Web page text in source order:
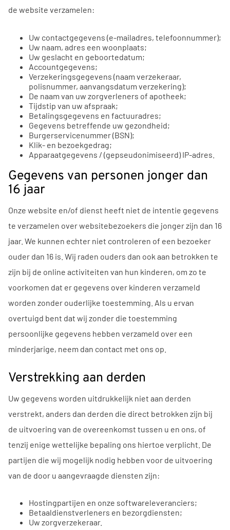
de website verzamelen:
Uw contactgegevens (e-mailadres, telefoonnummer);
Uw naam, adres een woonplaats;
Uw geslacht en geboortedatum;
Accountgegevens;
Verzekeringsgegevens (naam verzekeraar,
polisnummer, aanvangsdatum verzekering);
De naam van uw zorgverleners of apotheek;
Tijdstip van uw afspraak;
Betalingsgegevens en factuuradres;
Gegevens betreffende uw gezondheid;
Burgerservicenummer (BSN);
Klik- en bezoekgedrag;
Apparaatgegevens / (gepseudonimiseerd) IP-adres.
Gegevens van personen jonger dan
16 jaar
Onze website en/of dienst heeft niet de intentie gegevens
te verzamelen over websitebezoekers die jonger zijn dan 16
jaar. We kunnen echter niet controleren of een bezoeker
ouder dan 16 is. Wij raden ouders dan ook aan betrokken te
zijn bij de online activiteiten van hun kinderen, om zo te
voorkomen dat er gegevens over kinderen verzameld
worden zonder ouderlijke toestemming. Als u ervan
overtuigd bent dat wij zonder die toestemming
persoonlijke gegevens hebben verzameld over een
minderjarige, neem dan contact met ons op.
Verstrekking aan derden
Uw gegevens worden uitdrukkelijk niet aan derden
verstrekt, anders dan derden die direct betrokken zijn bij
de uitvoering van de overeenkomst tussen u en ons, of
tenzij enige wettelijke bepaling ons hiertoe verplicht. De
partijen die wij mogelijk nodig hebben voor de uitvoering
van de door u aangevraagde diensten zijn:
Hostingpartijen en onze softwareleveranciers;
Betaaldienstverleners en bezorgdiensten;
Uw zorgverzekeraar.